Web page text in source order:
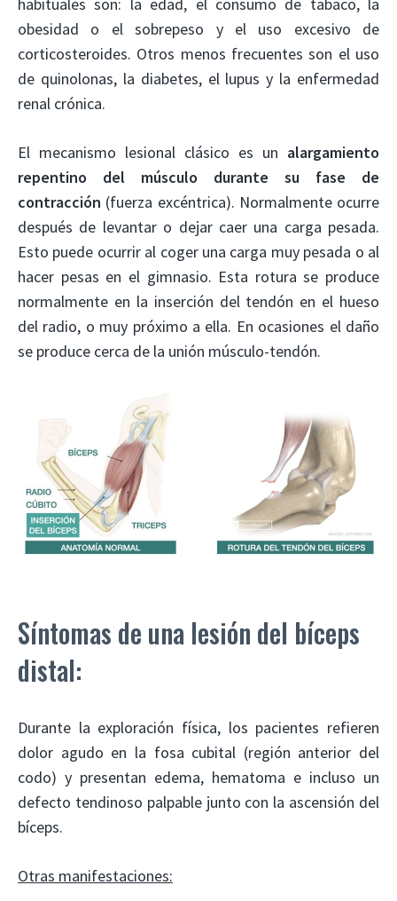
obesidad o el sobrepeso y el uso excesivo de
corticosteroides. Otros menos frecuentes son el uso
de quinolonas, la diabetes, el lupus y la enfermedad
renal crónica.
El mecanismo lesional clásico es un alargamiento
repentino del músculo durante su fase de
contracción (fuerza excéntrica). Normalmente ocurre
después de levantar o dejar caer una carga pesada.
Esto puede ocurrir al coger una carga muy pesada o al
hacer pesas en el gimnasio. Esta rotura se produce
normalmente en la inserción del tendón en el hueso
del radio, o muy próximo a ella. En ocasiones el daño
se produce cerca de la unión músculo-tendón.
Síntomas de una lesión del bíceps
distal:
Durante la exploración física, los pacientes refieren
dolor agudo en la fosa cubital (región anterior del
codo) y presentan edema, hematoma e incluso un
defecto tendinoso palpable junto con la ascensión del
bíceps.
Otras manifestaciones: